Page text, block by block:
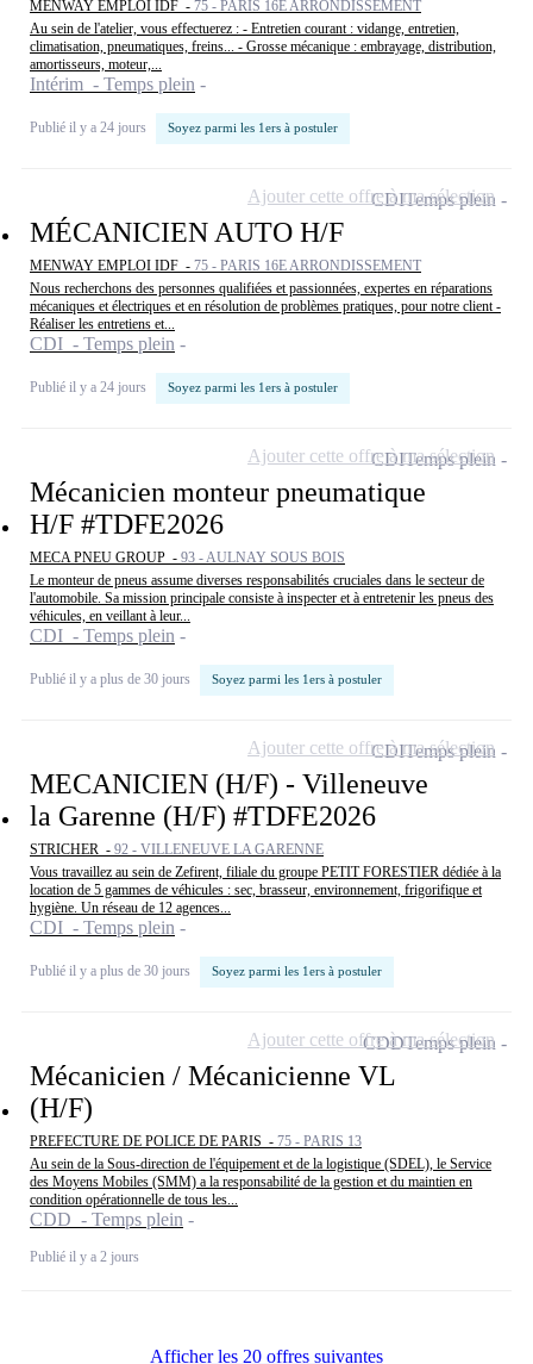
MENWAY EMPLOI IDF - 75 - PARIS 16E ARRONDISSEMENT
Au sein de l'atelier, vous effectuerez : - Entretien courant : vidange, entretien,
climatisation, pneumatiques, freins... - Grosse mécanique : embrayage, distribution,
amortisseurs, moteur,...
Intérim - Temps plein
Publié il y a 24 jours Soyez parmi les 1ers à postuler
MÉCANICIEN AUTO H/F
MENWAY EMPLOI IDF - 75 - PARIS 16E ARRONDISSEMENT
Nous recherchons des personnes qualifiées et passionnées, expertes en réparations
mécaniques et électriques et en résolution de problèmes pratiques, pour notre client -
Réaliser les entretiens et...
CDI - Temps plein
Publié il y a 24 jours Soyez parmi les 1ers à postuler
CDITemps plein
Ajouter cette offre à ma sélection
Mécanicien monteur pneumatique
H/F #TDFE2026
MECA PNEU GROUP - 93 - AULNAY SOUS BOIS
Le monteur de pneus assume diverses responsabilités cruciales dans le secteur de
l'automobile. Sa mission principale consiste à inspecter et à entretenir les pneus des
véhicules, en veillant à leur...
CDI - Temps plein
Publié il y a plus de 30 jours Soyez parmi les 1ers à postuler
CDITemps plein
Ajouter cette offre à ma sélection
MECANICIEN (H/F) - Villeneuve
la Garenne (H/F) #TDFE2026
STRICHER - 92 - VILLENEUVE LA GARENNE
Vous travaillez au sein de Zefirent, filiale du groupe PETIT FORESTIER dédiée à la
location de 5 gammes de véhicules : sec, brasseur, environnement, frigorifique et
hygiène. Un réseau de 12 agences...
CDI - Temps plein
Publié il y a plus de 30 jours Soyez parmi les 1ers à postuler
CDITemps plein
Ajouter cette offre à ma sélection
Mécanicien / Mécanicienne VL
(H/F)
PREFECTURE DE POLICE DE PARIS - 75 - PARIS 13
Au sein de la Sous-direction de l'équipement et de la logistique (SDEL), le Service
des Moyens Mobiles (SMM) a la responsabilité de la gestion et du maintien en
condition opérationnelle de tous les...
CDD - Temps plein
Publié il y a 2 jours
CDDTemps plein
Ajouter cette offre à ma sélection
Afficher les 20 offres suivantes